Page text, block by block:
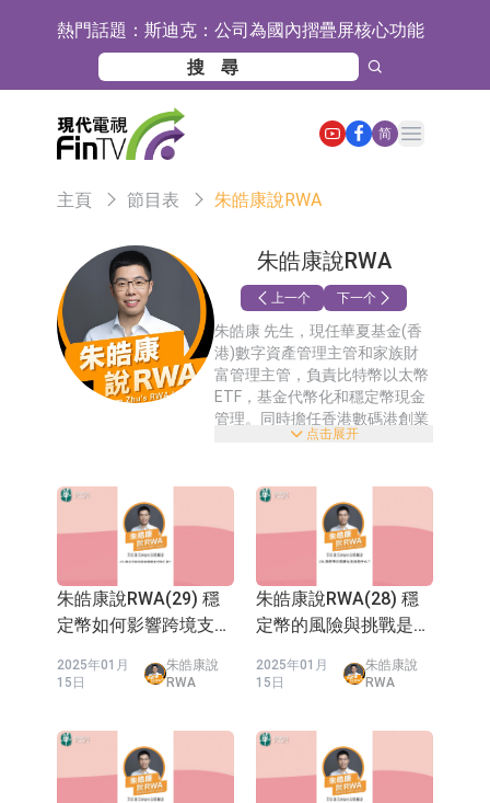
熱門話題： 斯迪克：公司為國內摺疊屏核心功能
材料供應商
恒瑞醫藥：公司已在中國獲批上市26
款1類創新藥、6款2類新藥
聚辰股份：公司VPD芯片已順利通過
目標客戶的測試認證
上期所：7月份對11個實際控制關系
賬戶組採取限制開倉的監管措施
特發服務：成功中標嗶哩嗶哩上海濱
江總部物業服務項目
亞太股份：公司是零跑汽車和
Stellantis集團的供應商
理工雷科面向邊緣AI場景推出"山
海"系列智算模組 系列產品基於國產
CPU與GPU構建
【異動股】醫療研發外包板塊拉升，
博騰股份(300363.CN)漲20.02%
日韓股市收盤雙雙下跌
依米康：海外交付以東南亞、中東市
活配置混合型發起式證券投資基金臨
時停牌
上交所：景順長城全球半導體芯片產
業股票型證券投資基金臨時停牌
【異動股】港股跌幅榜前十，卡森國
際(00496.HK)跌22.40%，九福來
【異動股】港股漲幅榜前十，拿森科
(02286.HK)漲+64.91%
100%
【異動股】焦炭Ⅲ板塊下挫，陝西黑
貓(601015.CN)跌8.38%
浙江證監局對財通證券股份有限公司
採取出具警示函措施
山金國際：港股上市工作正常推進中
简
Open main menu
主頁 節目表 朱皓康說RWA
朱皓康說RWA
上一个 下一个
朱皓康 先生，現任華夏基金(香
港)數字資產管理主管和家族財
富管理主管，負責比特幣以太幣
ETF，基金代幣化和穩定幣現金
管理。同時擔任香港數碼港創業
顧問委員會委員和Web3創科孵
始人。原高盛集團證券部執行董
事，在高盛紐約波士頓香港工作
期間完成超百個企業上市IPO和
二級市場融資。22年起就讀香港
密學、資產代幣化和DAO治理研
究，並創立理大數字資產智庫擔
任訪問學者。23年創立亞洲RWA
工作組推動現實資產代幣化。曾
獨立管理數億美元全球股票對衝
中國財政部旗下出版社出版全球
首部中文RWA專著《RWA與通證
化》，積極參與香港金管局
点击展开
朱皓康說RWA(29) 穩
定幣如何影響跨境支付
2025年01月
15日
朱皓康說
RWA
朱皓康說RWA(28) 穩
定幣的風險與挑戰是什
2025年01月
15日
朱皓康說
RWA